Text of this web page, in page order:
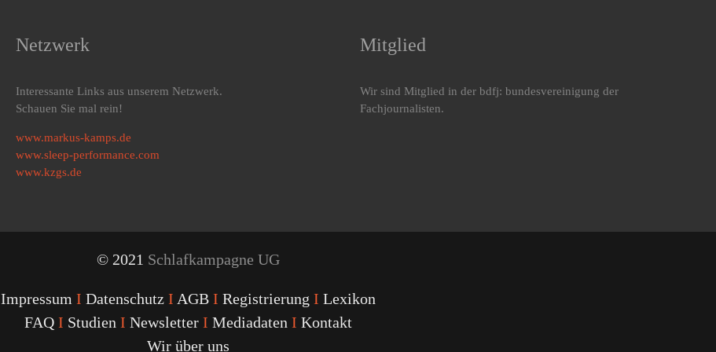
Netzwerk
Interessante Links aus unserem Netzwerk.
Schauen Sie mal rein!
www.markus-kamps.de
www.sleep-performance.com
www.kzgs.de
Mitglied
Wir sind Mitglied in der bdfj: bundesvereinigung der
Fachjournalisten.
© 2021 Schlafkampagne UG
Impressum I Datenschutz I AGB I Registrierung I Lexikon
FAQ I Studien I Newsletter I Mediadaten I Kontakt
Wir über uns